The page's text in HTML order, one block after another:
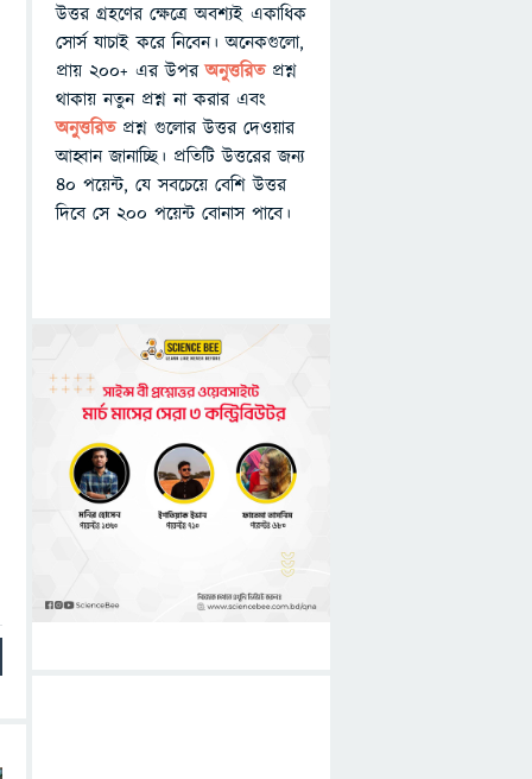
উত্তর গ্রহণের ক্ষেত্রে অবশ্যই একাধিক
সোর্স যাচাই করে নিবেন। অনেকগুলো,
প্রায় ২০০+ এর উপরঅনুত্তরিতপ্রশ্ন
থাকায় নতুন প্রশ্ন না করার এবং
অনুত্তরিত প্রশ্ন গুলোর উত্তর দেওয়ার
আহ্বান জানাচ্ছি। প্রতিটি উত্তরের জন্য
৪০ পয়েন্ট, যে সবচেয়ে বেশি উত্তর
দিবে সে ২০০ পয়েন্ট বোনাস পাবে।